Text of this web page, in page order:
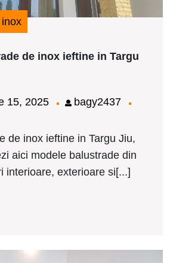
de inox ieftine in Targu
15, 2025noiembrie
2025
bagy2437bagy2437
de inox ieftine in Targu Jiu,
aici modele balustrade din
interioare, exterioare si[...]